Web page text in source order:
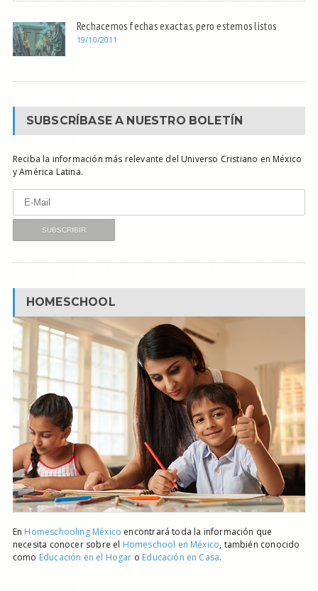
Rechacemos fechas exactas, pero estemos listos
19/10/2011
SUBSCRÍBASE A NUESTRO BOLETÍN
Reciba la información más relevante del Universo Cristiano en México
y América Latina.
HOMESCHOOL
En Homeschooling México encontrará toda la información que
necesita conocer sobre el Homeschool en México, también conocido
como Educación en el Hogar o Educación en Casa.